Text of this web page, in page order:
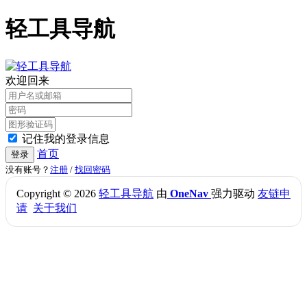
轻工具导航
欢迎回来
记住我的登录信息
登录 首页
没有账号？ 注册 / 找回密码
Copyright © 2026 轻工具导航 由 OneNav 强力驱动 友链申
请 关于我们